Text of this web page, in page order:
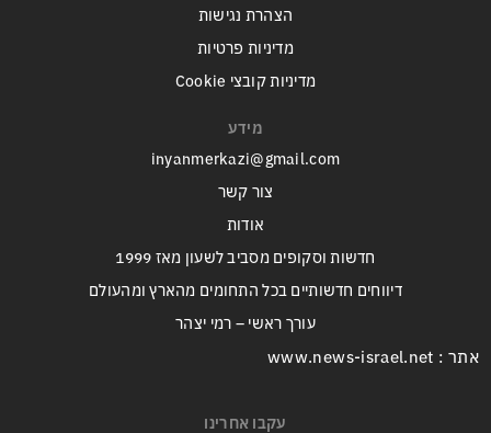
הצהרת נגישות
מדיניות פרטיות
מדיניות קובצי Cookie
מידע
inyanmerkazi@gmail.com
צור קשר
אודות
חדשות וסקופים מסביב לשעון מאז 1999
דיווחים חדשותיים בכל התחומים מהארץ ומהעולם
עורך ראשי – רמי יצהר
אתר : www.news-israel.net
עקבו אחרינו